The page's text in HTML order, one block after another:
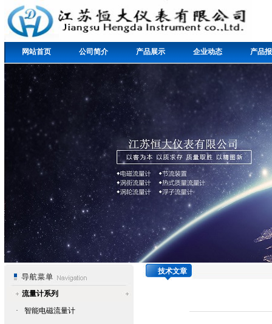
网站首页 公司简介 产品展示 企业动态 产品
流量计系列
·
智能电磁流量计
技术文章